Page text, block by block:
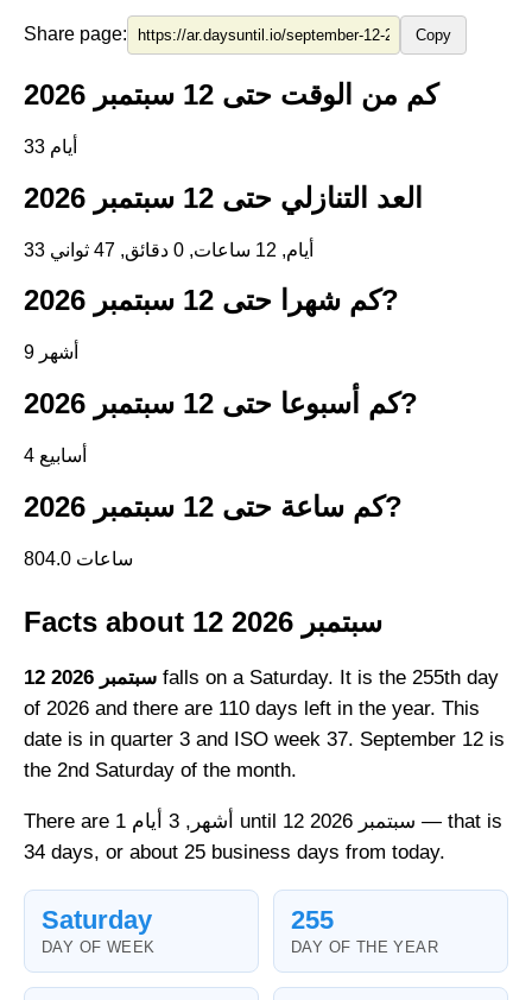
Share page: Copy
كم من الوقت حتى 12 سبتمبر 2026
33 أيام
العد التنازلي حتى 12 سبتمبر 2026
33 أيام, 12 ساعات, 0 دقائق, 47 ثواني
كم شهرا حتى 12 سبتمبر 2026?
9 أشهر
كم أسبوعا حتى 12 سبتمبر 2026?
4 أسابيع
كم ساعة حتى 12 سبتمبر 2026?
804.0 ساعات
Facts about 12 سبتمبر 2026
12 سبتمبر 2026 falls on a Saturday. It is the 255th day
of 2026 and there are 110 days left in the year. This
date is in quarter 3 and ISO week 37. September 12 is
the 2nd Saturday of the month.
There are 1 أشهر, 3 أيام until 12 سبتمبر 2026 — that is
34 days, or about 25 business days from today.
Saturday
DAY OF WEEK
255
DAY OF THE YEAR